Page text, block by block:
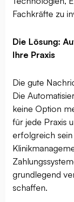
Fachkräfte zu
Die Lösung:
Ihre Praxis
Die gute
Die
keine Option
für jede Praxis
erfolgreich
grundlegend
schaffen.